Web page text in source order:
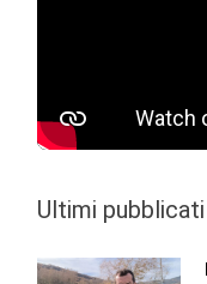
Ultimi pubblicati